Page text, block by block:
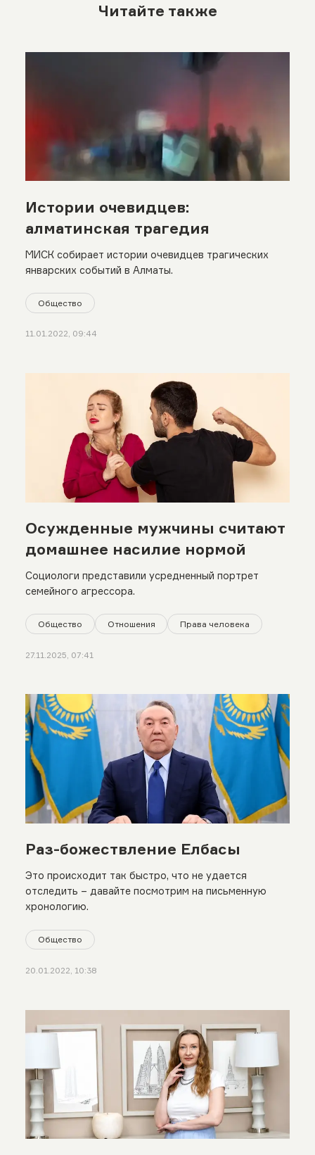
Читайте также
Истории очевидцев:
алматинская трагедия
МИСК собирает истории очевидцев трагических
январских событий в Алматы.
Общество
11.01.2022, 09:44
Осужденные мужчины считают
домашнее насилие нормой
Социологи представили усредненный портрет
семейного агрессора.
Общество Отношения Права человека
27.11.2025, 07:41
Раз-божествление Елбасы
Это происходит так быстро, что не удается
отследить – давайте посмотрим на письменную
хронологию.
Общество
20.01.2022, 10:38